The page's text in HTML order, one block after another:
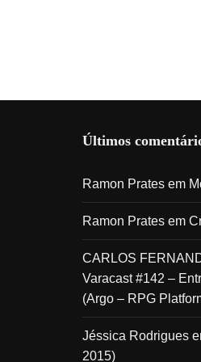
Últimos
Ramon Prates em
Ramon Prates em
CARLOS
Varacast #142 –
(Argo – RPG
Jéssica Rodrigues
2015)